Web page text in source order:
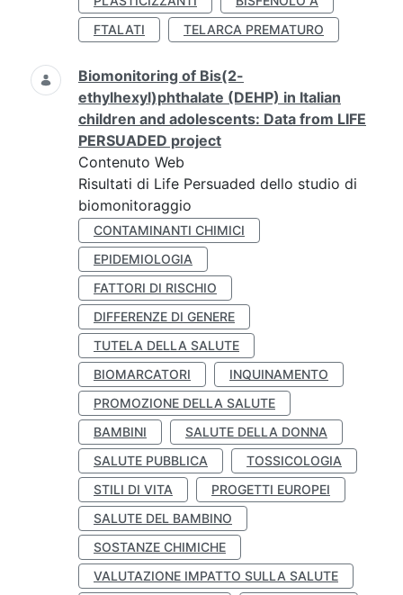
FTALATI
TELARCA PREMATURO
Biomonitoring of Bis(2-
ethylhexyl)phthalate (DEHP) in Italian
children and adolescents: Data from LIFE
PERSUADED project
Contenuto Web
Risultati di Life Persuaded dello studio di
biomonitoraggio
CONTAMINANTI CHIMICI
EPIDEMIOLOGIA
FATTORI DI RISCHIO
DIFFERENZE DI GENERE
TUTELA DELLA SALUTE
BIOMARCATORI
INQUINAMENTO
PROMOZIONE DELLA SALUTE
BAMBINI
SALUTE DELLA DONNA
SALUTE PUBBLICA
TOSSICOLOGIA
STILI DI VITA
PROGETTI EUROPEI
SALUTE DEL BAMBINO
SOSTANZE CHIMICHE
VALUTAZIONE IMPATTO SULLA SALUTE